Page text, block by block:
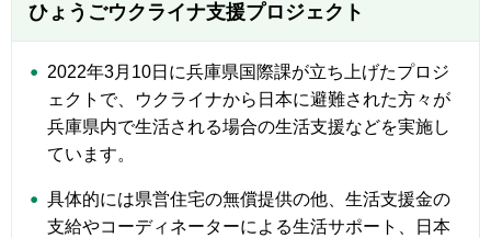
ひょうごウクライナ支援プロジェクト
2022年3月10日に兵庫県国際課が立ち上げたプロジ
ェクトで、ウクライナから日本に避難された方々が
兵庫県内で生活される場合の生活支援などを実施し
ています。
具体的には県営住宅の無償提供の他、生活支援金の
支給やコーディネーターによる生活サポート、日本